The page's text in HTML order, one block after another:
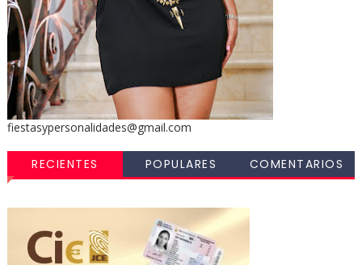
fiestasypersonalidades@gmail.com
RECIENTES POPULARES COMENTARIOS